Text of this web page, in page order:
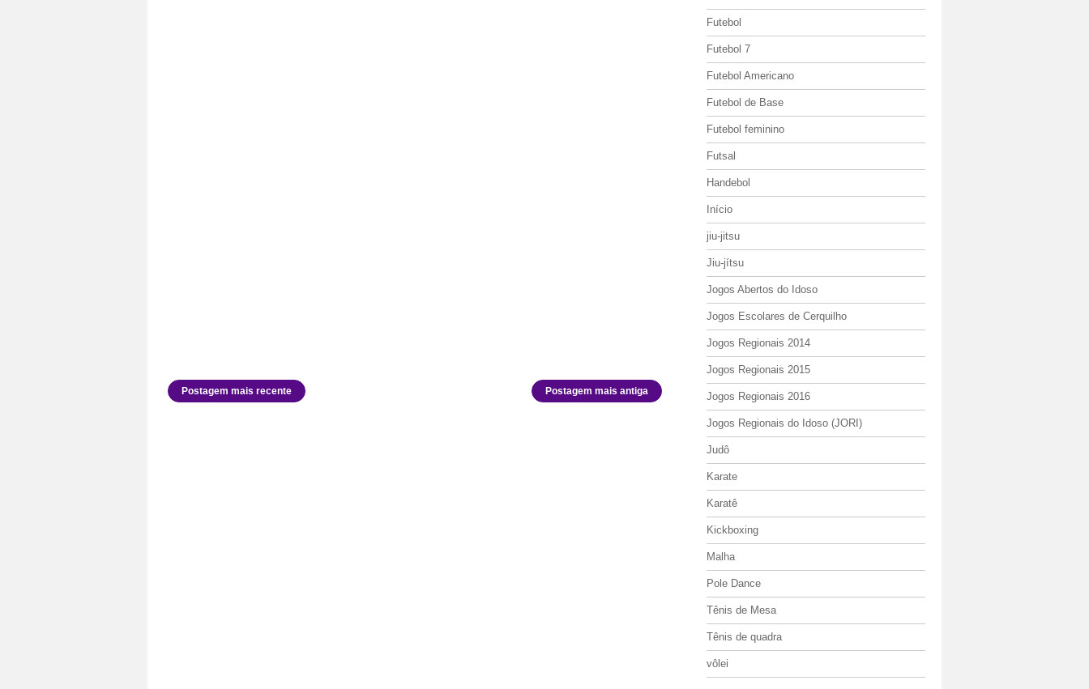
Postagem mais recente Postagem mais antiga
Futebol
Futebol 7
Futebol Americano
Futebol de Base
Futebol feminino
Futsal
Handebol
Início
jiu-jitsu
Jiu-jítsu
Jogos Abertos do Idoso
Jogos Escolares de Cerquilho
Jogos Regionais 2014
Jogos Regionais 2015
Jogos Regionais 2016
Jogos Regionais do Idoso (JORI)
Judô
Karate
Karatê
Kickboxing
Malha
Pole Dance
Tênis de Mesa
Tênis de quadra
vôlei